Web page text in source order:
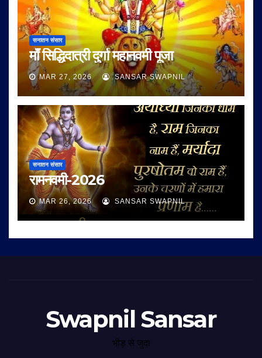
सनातन संसार
माँ सिद्धिदात्री दुर्गा महानवमी पूजा
MAR 27, 2026 SANSAR SWAPNIL
सनातन संसार
रामनवमी-2026
MAR 26, 2026 SANSAR SWAPNIL
Swapnil Sansar
भीड़ से जुदा